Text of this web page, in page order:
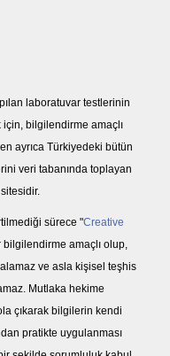
laboratuvar testlerinin
için, bilgilendirme amaçlı
ayrıca Türkiyedeki bütün
veri tabanında toplayan
sürece "Creative
bilgilendirme amaçlı olup,
ve asla kişisel teşhis
Mutlaka hekime
çıkarak bilgilerin kendi
pratikte uygulanması